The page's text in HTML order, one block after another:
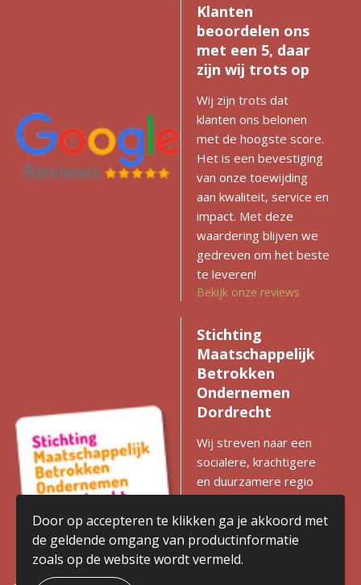
Klanten
beoordelen ons
met een 5, daar
zijn wij trots op
Wij zijn trots dat
klanten ons belonen
met de hoogste score.
Het is een bevestiging
van onze toewijding
aan kwaliteit, service en
impact. Met deze
waardering blijven we
gedreven om het beste
te leveren!
Bekijk onze reviews
Stichting
Maatschappelijk
Betrokken
Ondernemen
Dordrecht
Wij streven naar een
socialere, krachtigere
en duurzamere regio
met gelijke kansen voor
iedereen. Zien we
kansen voor
verbetering? Dan
Door op accepteren te klikken ga je akkoord met
de geldende omgang van productinformatie
zoals op de website wordt vermeld.